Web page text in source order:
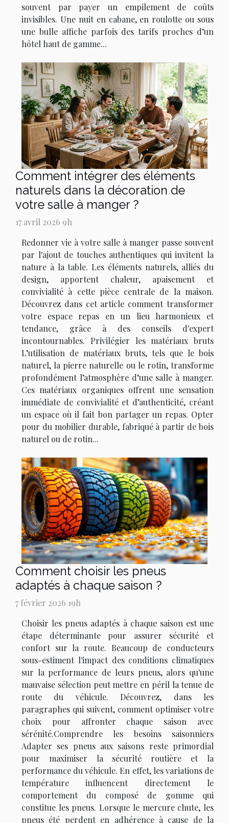
souvent par payer un empilement de coûts
invisibles. Une nuit en cabane, en roulotte ou sous
une bulle affiche parfois des tarifs proches d’un
hôtel haut de gamme...
Comment intégrer des éléments
naturels dans la décoration de
votre salle à manger ?
17 avril 2026 9h
Redonner vie à votre salle à manger passe souvent
par l'ajout de touches authentiques qui invitent la
nature à la table. Les éléments naturels, alliés du
design, apportent chaleur, apaisement et
convivialité à cette pièce centrale de la maison.
Découvrez dans cet article comment transformer
votre espace repas en un lieu harmonieux et
tendance, grâce à des conseils d'expert
incontournables. Privilégier les matériaux bruts
L’utilisation de matériaux bruts, tels que le bois
naturel, la pierre naturelle ou le rotin, transforme
profondément l’atmosphère d’une salle à manger.
Ces matériaux organiques offrent une sensation
immédiate de convivialité et d’authenticité, créant
un espace où il fait bon partager un repas. Opter
pour du mobilier durable, fabriqué à partir de bois
naturel ou de rotin...
Comment choisir les pneus
adaptés à chaque saison ?
7 février 2026 19h
Choisir les pneus adaptés à chaque saison est une
étape déterminante pour assurer sécurité et
confort sur la route. Beaucoup de conducteurs
sous-estiment l'impact des conditions climatiques
sur la performance de leurs pneus, alors qu'une
mauvaise sélection peut mettre en péril la tenue de
route du véhicule. Découvrez, dans les
paragraphes qui suivent, comment optimiser votre
choix pour affronter chaque saison avec
sérénité.Comprendre les besoins saisonniers
Adapter ses pneus aux saisons reste primordial
pour maximiser la sécurité routière et la
performance du véhicule. En effet, les variations de
température influencent directement le
comportement du composé de gomme qui
constitue les pneus. Lorsque le mercure chute, les
pneus été perdent en adhérence à cause de la